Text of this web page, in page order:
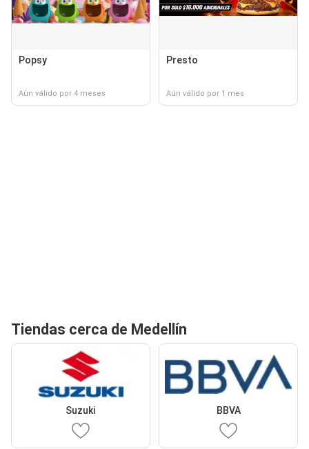
Popsy
Aún válido por 4 meses
Presto
Aún válido por 1 mes
Tiendas cerca de Medellín
Suzuki BBVA